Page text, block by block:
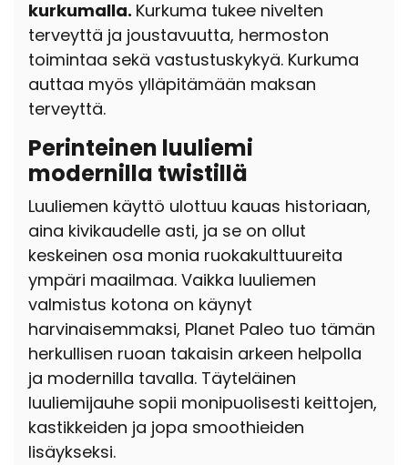
kurkumalla. Kurkuma tukee nivelten
terveyttä ja joustavuutta, hermoston
toimintaa sekä vastustuskykyä. Kurkuma
auttaa myös ylläpitämään maksan
terveyttä.
Perinteinen luuliemi
modernilla twistillä
Luuliemen käyttö ulottuu kauas historiaan,
aina kivikaudelle asti, ja se on ollut
keskeinen osa monia ruokakulttuureita
ympäri maailmaa. Vaikka luuliemen
valmistus kotona on käynyt
harvinaisemmaksi, Planet Paleo tuo tämän
herkullisen ruoan takaisin arkeen helpolla
ja modernilla tavalla. Täyteläinen
luuliemijauhe sopii monipuolisesti keittojen,
kastikkeiden ja jopa smoothieiden
lisäykseksi.